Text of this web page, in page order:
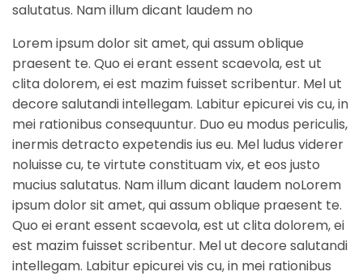
salutatus. Nam illum dicant laudem no
Lorem ipsum dolor sit amet, qui assum oblique
praesent te. Quo ei erant essent scaevola, est ut
clita dolorem, ei est mazim fuisset scribentur. Mel ut
decore salutandi intellegam. Labitur epicurei vis cu, in
mei rationibus consequuntur. Duo eu modus periculis,
inermis detracto expetendis ius eu. Mel ludus viderer
noluisse cu, te virtute constituam vix, et eos justo
mucius salutatus. Nam illum dicant laudem noLorem
ipsum dolor sit amet, qui assum oblique praesent te.
Quo ei erant essent scaevola, est ut clita dolorem, ei
est mazim fuisset scribentur. Mel ut decore salutandi
intellegam. Labitur epicurei vis cu, in mei rationibus